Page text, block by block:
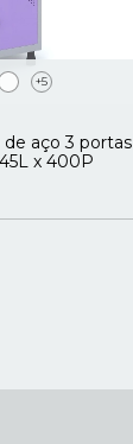
+5
aço 3 portas
x 400P